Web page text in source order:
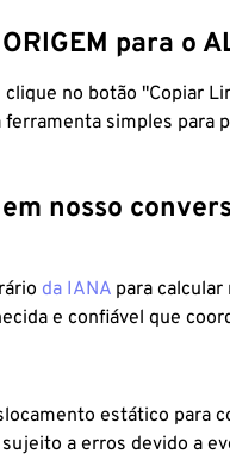
para o
no botão "Copiar
simples para
nosso
da IANA para
e confiável que
estático para
a erros devido a